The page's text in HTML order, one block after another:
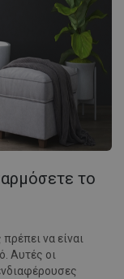
το
να είναι
Αυτές οι